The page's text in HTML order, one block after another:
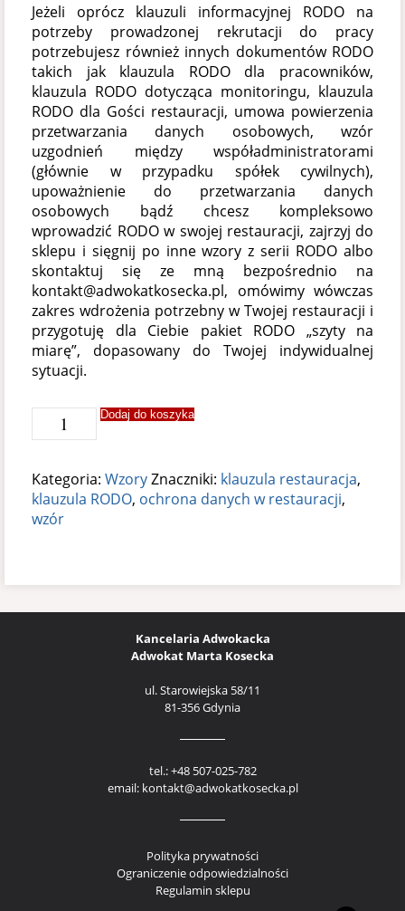
Jeżeli oprócz klauzuli informacyjnej RODO na
potrzeby prowadzonej rekrutacji do pracy
potrzebujesz również innych dokumentów RODO
takich jak klauzula RODO dla pracowników,
klauzula RODO dotycząca monitoringu, klauzula
RODO dla Gości restauracji, umowa powierzenia
przetwarzania danych osobowych, wzór
uzgodnień między współadministratorami
(głównie w przypadku spółek cywilnych),
upoważnienie do przetwarzania danych
osobowych bądź chcesz kompleksowo
wprowadzić RODO w swojej restauracji, zajrzyj do
sklepu i sięgnij po inne wzory z serii RODO albo
skontaktuj się ze mną bezpośrednio na
kontakt@adwokatkosecka.pl, omówimy wówczas
zakres wdrożenia potrzebny w Twojej restauracji i
przygotuję dla Ciebie pakiet RODO „szyty na
miarę”, dopasowany do Twojej indywidualnej
sytuacji.
Klauzula
potrzebna
podczas
rekrutacji
Dodaj do koszyka
Kategoria: WzoryZnaczniki: klauzula restauracja,
klauzula RODO, ochrona danych w restauracji,
wzór
Kancelaria Adwokacka
Adwokat Marta Kosecka
ul. Starowiejska 58/11
81-356 Gdynia
tel.: +48 507-025-782
email: kontakt@adwokatkosecka.pl
Polityka prywatności
Ograniczenie odpowiedzialności
Regulamin sklepu